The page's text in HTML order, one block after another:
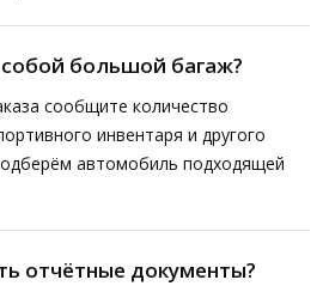
большой багаж?
сообщите количество
инвентаря и другого
автомобиль подходящей
отчётные документы?